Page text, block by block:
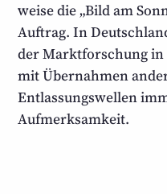
weise die „Bild am
Auftrag. In
der Markt­forschung in
mit Übernahmen
Entlassungs­wellen
Aufmerksamkeit.